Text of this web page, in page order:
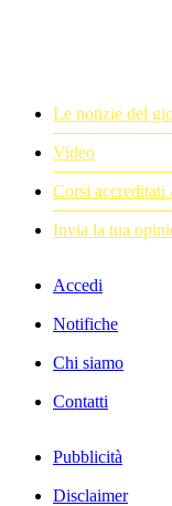
Le notizie del
Video
Corsi accreditati
Invia la tua
Accedi
Notifiche
Chi siamo
Contatti
Pubblicità
Disclaimer